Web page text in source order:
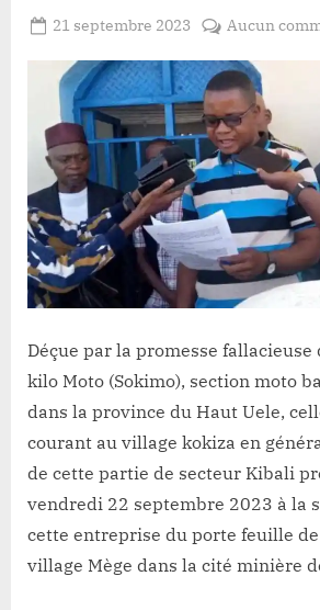
Posted
21 septembre 2023
Lacloche
Aucun
Déçue par la promesse fallacieuse
kilo Moto (Sokimo), section moto
dans la province du Haut Uele,
courant au village kokiza en
de cette partie de secteur Kibali
vendredi 22 septembre 2023 à la
cette entreprise du porte feuille de
village Mège dans la cité minière